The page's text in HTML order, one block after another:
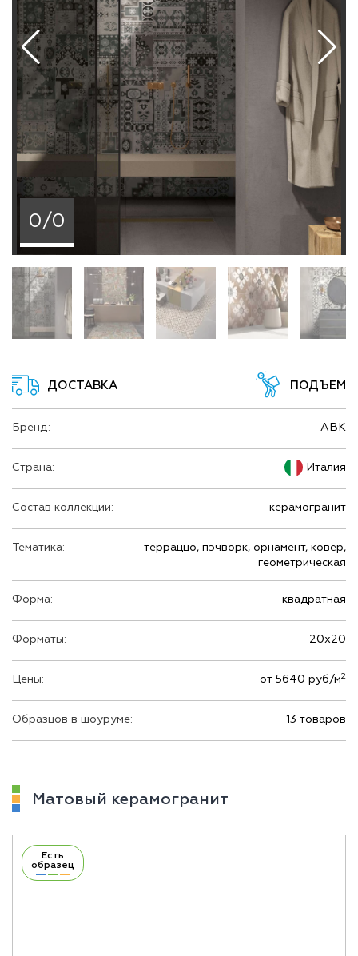
теплой и холодной гамме.
Плитка Play используется для отделки ванных
комнат и кухонь, декоры также применяются для
создания керамических ковров и эффектных
настенных панно в гостиных, спальнях, прихожих
и других частных и общественных помещениях:
магазинах, кафе. Пространство возможных
дизайнерских решений здесь поистине
безгранично.
0/0
ДОСТАВКА ПОДЪЕМ
Бренд: ABK
Страна: Италия
Состав коллекции: керамогранит
Тематика:
терраццо, пэчворк, орнамент, ковер,
геометрическая
Форма: квадратная
Форматы: 20х20
Цены: от 5640 руб/м2
Образцов в шоуруме: 13 товаров
Матовый керамогранит
Есть
образец